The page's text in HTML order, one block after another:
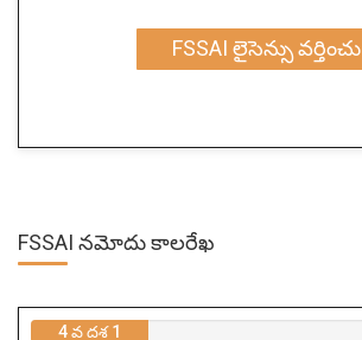
FSSAI లైసెన్సు వర్తించు
FSSAI నమోదు కాలరేఖ
4 వ దశ 1